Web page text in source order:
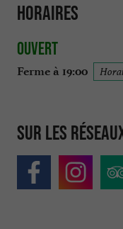
Horaires
Ouvert
Ferme à 19:00
Sur les